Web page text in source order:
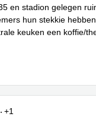
en stadion gelegen
hun stekkie
keuken een koffie/
+1